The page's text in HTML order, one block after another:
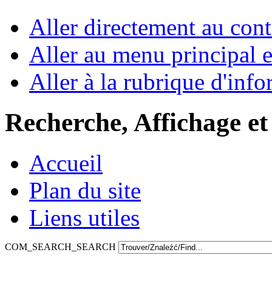
Aller directement au
Aller au menu principal
Aller à la rubrique
Recherche, Affichage
Accueil
Plan du site
Liens utiles
COM_SEARCH_SEARCH